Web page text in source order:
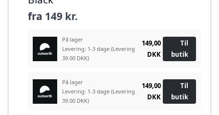
fra 149 kr.
På lager
Levering: 1-3 dage (Levering
39.00 DKK)
149,00
DKK
Til
butik
På lager
Levering: 1-3 dage (Levering
39.00 DKK)
149,00
DKK
Til
butik